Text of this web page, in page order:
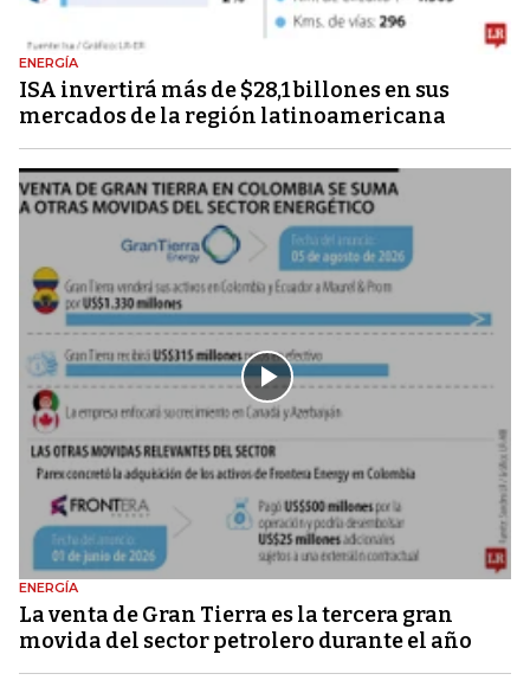
ENERGÍA
ISA invertirá más de $28,1 billones en sus
mercados de la región latinoamericana
ENERGÍA
La venta de Gran Tierra es la tercera gran
movida del sector petrolero durante el año